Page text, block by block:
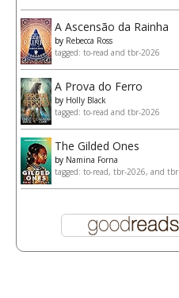
A Ascensão da Rainha
by Rebecca Ross
tagged: to-read and tbr-2026
A Prova do Ferro
by Holly Black
tagged: to-read and tbr-2026
The Gilded Ones
by Namina Forna
tagged: to-read, tbr-2026, and tbr